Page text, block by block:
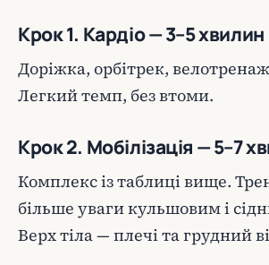
Крок 1. Кардіо — 3–5 хвилин
Доріжка, орбітрек,
Легкий темп, без втоми.
Крок 2. Мобілізація — 5–7
Комплекс із таблиці вище.
більше уваги кульшовим і
Верх тіла — плечі та грудний